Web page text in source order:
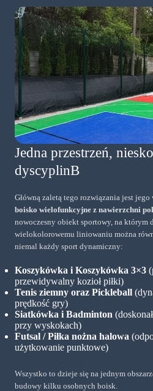
Jedna przestrzeń,
dyscyplinB
Główną zaletą tego rozwiązania jest
boisko wielofunkcyjne z nawierzchni
nowoczesny obiekt sportowy, na którym
wielokolorowemu liniowaniu można
niemal każdy sport dynamiczny:
Koszykówka i Koszykówka 3×3
przewidywalny kozioł piłki)
Tenis ziemny oraz Pickleball
prędkość gry)
Siatkówka i Badminton
przy wyskokach)
Futsal / Piłka nożna halowa
użytkowanie punktowe)
Wszystko to dzieje się na jednym
budowy kilku osobnych boisk.